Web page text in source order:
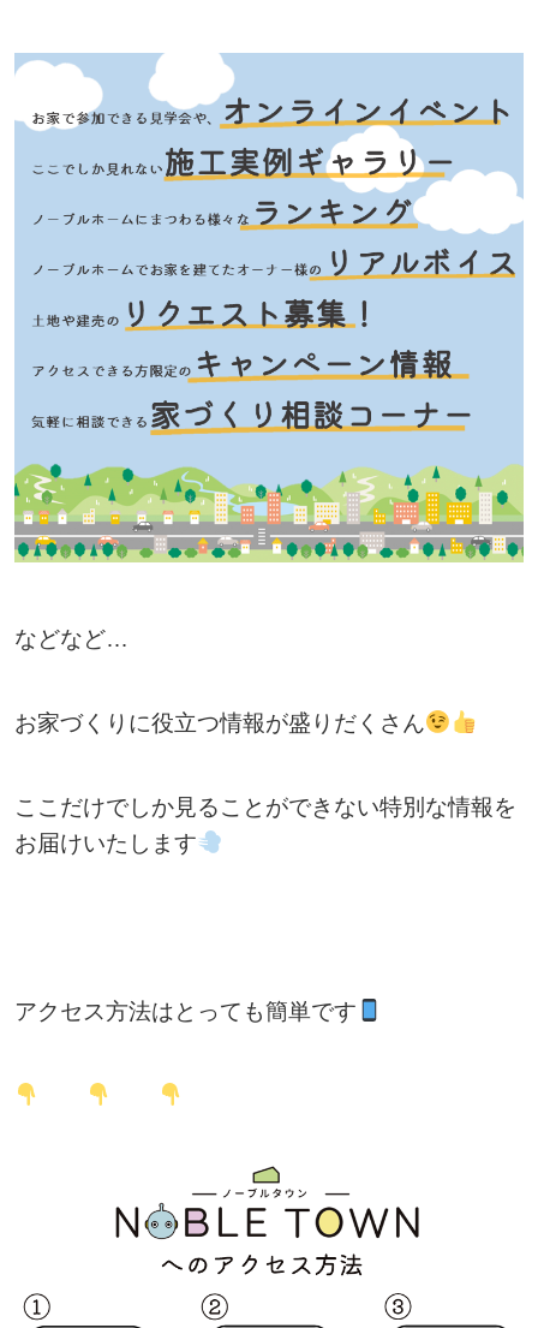
などなど…
お家づくりに役立つ情報が盛りだくさん
ここだけでしか見ることができない特別な情報を
お届けいたします
アクセス方法はとっても簡単です